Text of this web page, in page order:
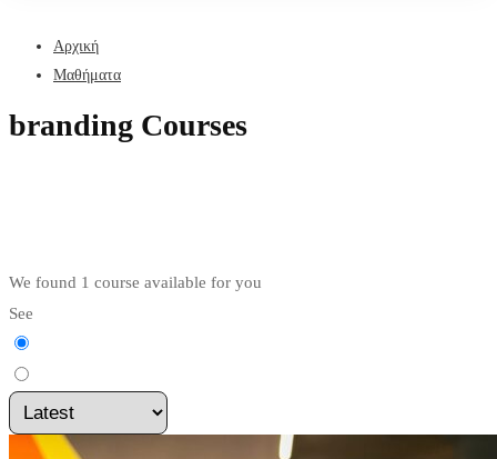
Αρχική
Μαθήματα
branding Courses
We found 1 course available for you
See